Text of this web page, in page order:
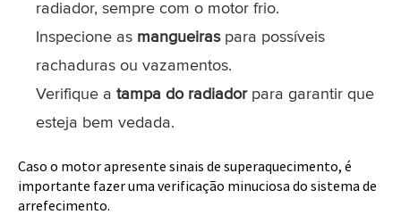
radiador, sempre com o motor frio.
Inspecione as mangueiraspara possíveis
rachaduras ou vazamentos.
Verifique a tampa do radiadorpara garantir que
esteja bem vedada.
Caso o motor apresente sinais de superaquecimento, é
importante fazer uma verificação minuciosa do sistema de
arrefecimento.